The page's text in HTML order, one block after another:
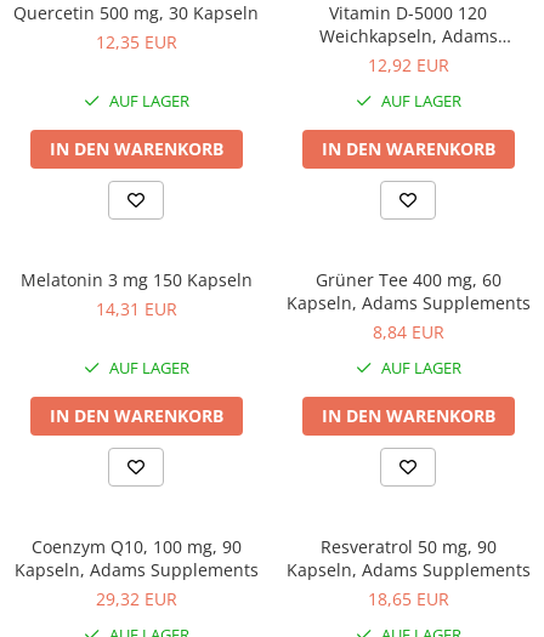
Wohlbefinden & Langlebigkeit
Quercetin 500 mg, 30 Kapseln
12,35 EUR
AUF LAGER
IN DEN WARENKORB
Vitamin D-5000 120
Weichkapseln, Adams
Supplements
12,92 EUR
AUF LAGER
IN DEN WARENKORB
Melatonin 3 mg 150 Kapseln
14,31 EUR
AUF LAGER
IN DEN WARENKORB
Grüner Tee 400 mg, 60
Kapseln, Adams Supplements
8,84 EUR
AUF LAGER
IN DEN WARENKORB
Coenzym Q10, 100 mg, 90
Kapseln, Adams Supplements
29,32 EUR
Resveratrol 50 mg, 90
Kapseln, Adams Supplements
18,65 EUR